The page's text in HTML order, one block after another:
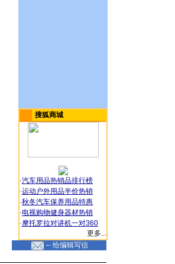
搜狐商城
·汽车用品热销品排行榜
·运动户外用品半价热销
·秋冬汽车保养用品特惠
·电视购物健身器材热销
·摩托罗拉对讲机一对360
更多...
-- 给编辑写信